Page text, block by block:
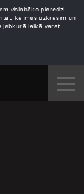
vislabāko pieredzi
ka mēs uzkrāsim un
jebkurā laikā varat